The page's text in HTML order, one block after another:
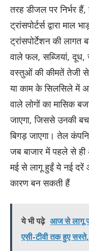
तरह डीजल पर निर्भर
ट्रांसपोर्टर्स द्वारा माल
ट्रांसपोर्टेशन की लागत
वाले फल, सब्जियां, दूध,
वस्तुओं की कीमतें तेजी
या काम के सिलसिले में
वाले लोगों का मासिक
जाएगा, जिससे उनकी
बिगड़ जाएगा। तेल
जब बाजार में पहले से
मई से लागू हुईं ये नई दरें
कारण बन सकती हैं
ये भी पढ़े आज से लागू
एसी-टीवी तक हुए